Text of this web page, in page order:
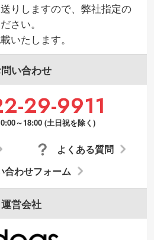
りしますので、弊社指定の
さい。
いたします。
い合わせ
29-9911
～18:00 (土日祝を除く)
合わせフォーム
よくある質問
運営会社